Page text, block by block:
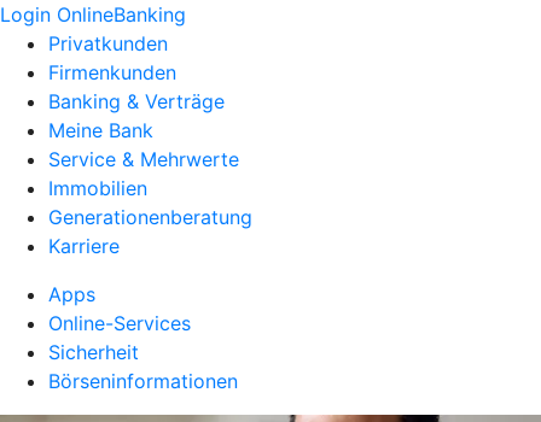
Login OnlineBanking
Privatkunden
Firmenkunden
Banking & Verträge
Meine Bank
Service & Mehrwerte
Immobilien
Generationenberatung
Karriere
Apps
Online-Services
Sicherheit
Börseninformationen